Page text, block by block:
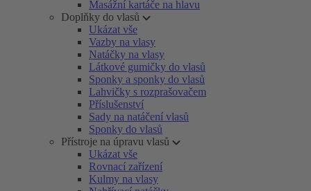
Masážní kartáče na hlavu
Doplňky do vlasů
Ukázat vše
Vazby na vlasy
Natáčky na vlasy
Látkové gumičky do vlasů
Sponky a sponky do vlasů
Lahvičky s rozprašovačem
Příslušenství
Sady na natáčení vlasů
Sponky do vlasů
Přístroje na úpravu vlasů
Ukázat vše
Rovnací zařízení
Kulmy na vlasy